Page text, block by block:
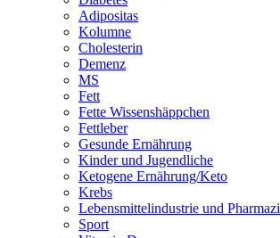
Adipositas
Kolumne
Cholesterin
Demenz
MS
Fett
Fette Wissenshäppchen
Fettleber
Gesunde Ernährung
Kinder und Jugendliche
Ketogene Ernährung/Keto
Krebs
Lebensmittelindustrie und
Sport